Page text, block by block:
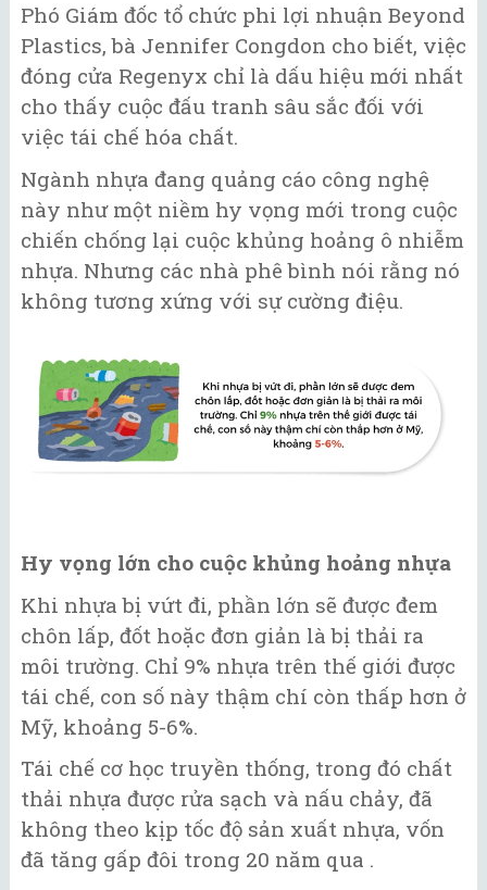
Phó Giám đốc tổ chức phi lợi nhuận Beyond
Plastics, bà Jennifer Congdon cho biết, việc
đóng cửa Regenyx chỉ là dấu hiệu mới nhất
cho thấy cuộc đấu tranh sâu sắc đối với
việc tái chế hóa chất.
Ngành nhựa đang quảng cáo công nghệ
này như một niềm hy vọng mới trong cuộc
chiến chống lại cuộc khủng hoảng ô nhiễm
nhựa. Nhưng các nhà phê bình nói rằng nó
không tương xứng với sự cường điệu.
Hy vọng lớn cho cuộc khủng hoảng nhựa
Khi nhựa bị vứt đi, phần lớn sẽ được đem
chôn lấp, đốt hoặc đơn giản là bị thải ra
môi trường. Chỉ 9% nhựa trên thế giới được
tái chế, con số này thậm chí còn thấp hơn ở
Mỹ, khoảng 5-6%.
Tái chế cơ học truyền thống, trong đó chất
thải nhựa được rửa sạch và nấu chảy, đã
không theo kịp tốc độ sản xuất nhựa, vốn
đã tăng gấp đôi trong 20 năm qua .